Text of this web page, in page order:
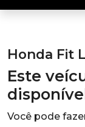
Honda Fit
Este
Você pode